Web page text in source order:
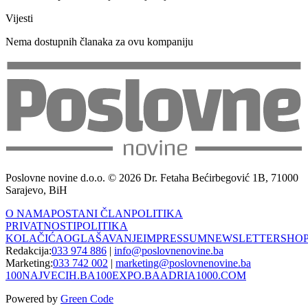
Vijesti
Nema dostupnih članaka za ovu kompaniju
Poslovne novine d.o.o. © 2026 Dr. Fetaha Bećirbegović 1B, 71000
Sarajevo, BiH
O NAMAPOSTANI ČLANPOLITIKA
PRIVATNOSTIPOLITIKA
KOLAČIĆAOGLAŠAVANJEIMPRESSUMNEWSLETTER
Redakcija:033 974 886 | info@poslovnenovine.ba
Marketing:033 742 002 | marketing@poslovnenovine.ba
100NAJVECIH.BA100EXPO.BAADRIA1000.COM
Powered by Green Code